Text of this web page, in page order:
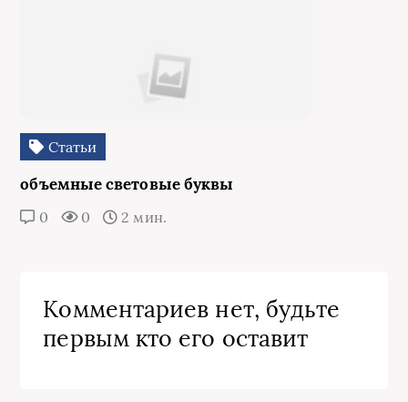
Статьи
объемные световые буквы
0 0 2 мин.
Комментариев нет, будьте
первым кто его оставит